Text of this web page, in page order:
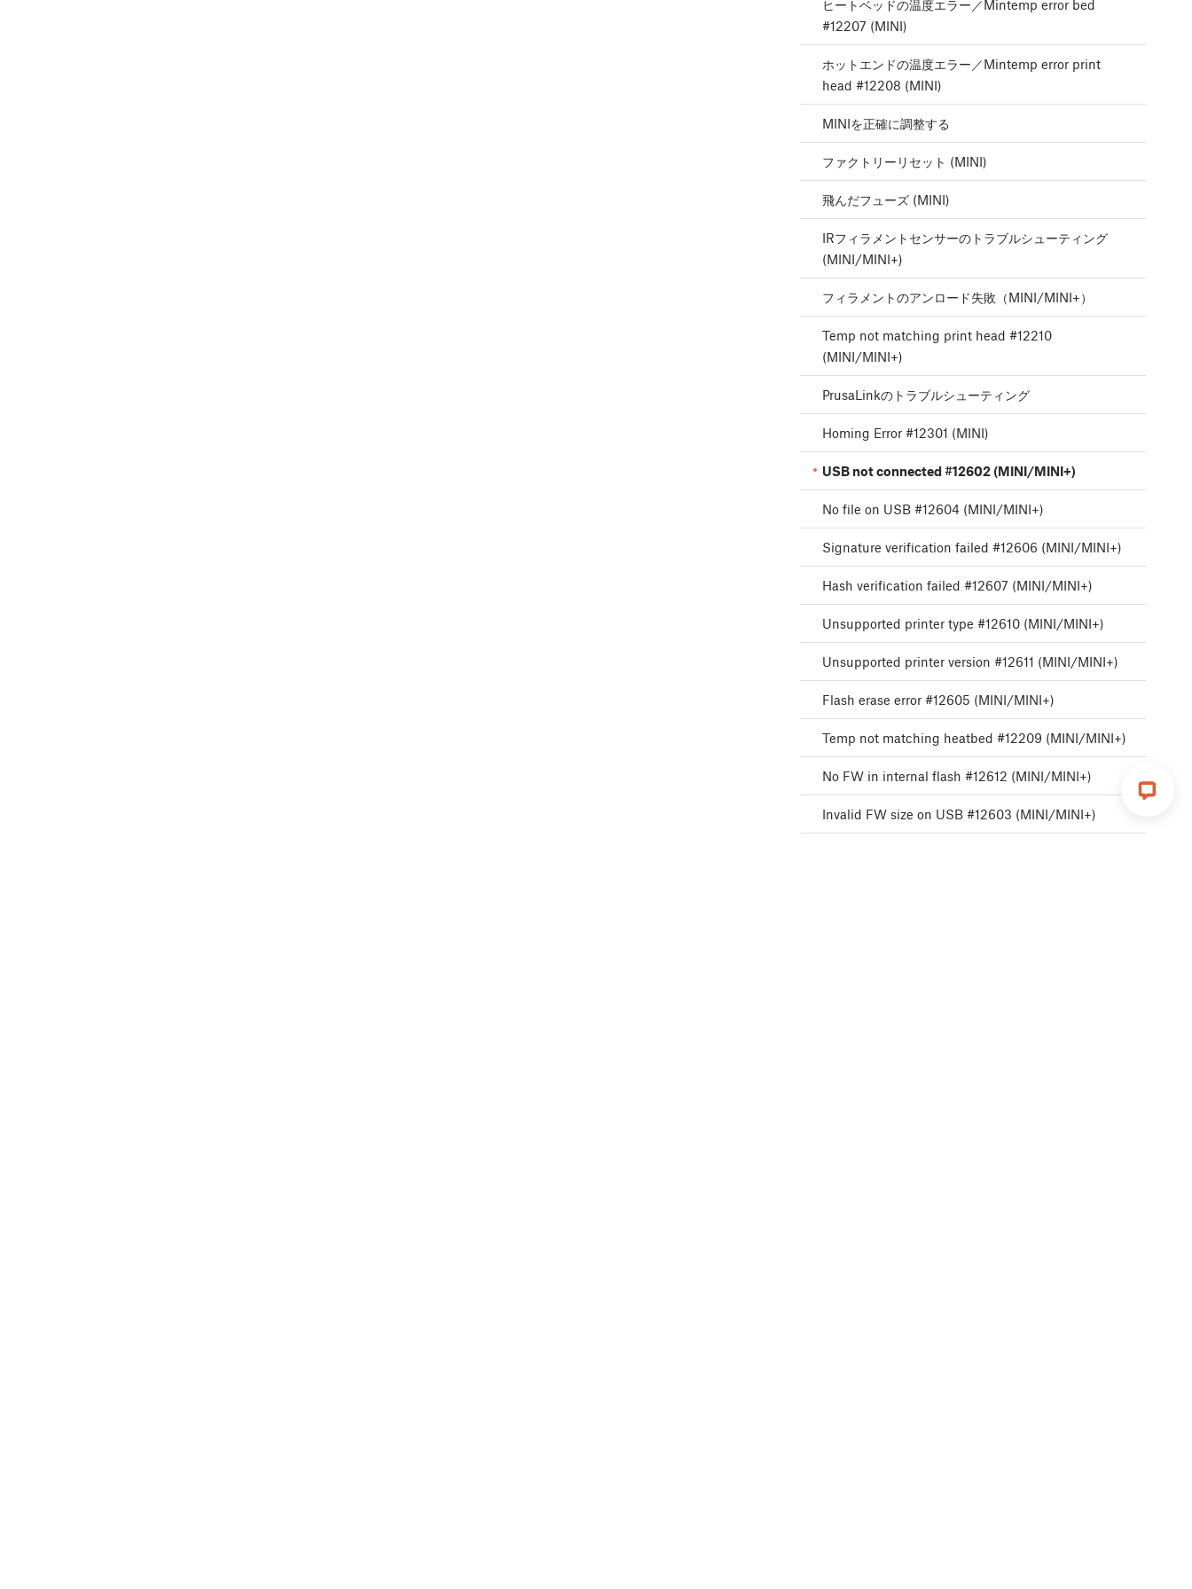
ヒートベッドの温度エラー／Mintemp error bed
#12207 (MINI)
ホットエンドの温度エラー／Mintemp error print
head #12208 (MINI)
MINIを正確に調整する
ファクトリーリセット (MINI)
飛んだフューズ (MINI)
IRフィラメントセンサーのトラブルシューティング
(MINI/MINI+)
フィラメントのアンロード失敗（MINI/MINI+）
Temp not matching print head #12210
(MINI/MINI+)
PrusaLinkのトラブルシューティング
Homing Error #12301 (MINI)
USB not connected #12602 (MINI/MINI+)
No file on USB #12604 (MINI/MINI+)
Signature verification failed #12606 (MINI/MINI+)
Hash verification failed #12607 (MINI/MINI+)
Unsupported printer type #12610 (MINI/MINI+)
Unsupported printer version #12611 (MINI/MINI+)
Flash erase error #12605 (MINI/MINI+)
Temp not matching heatbed #12209 (MINI/MINI+)
No FW in internal flash #12612 (MINI/MINI+)
Invalid FW size on USB #12603 (MINI/MINI+)